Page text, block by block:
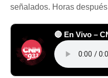
señalados. Horas
🔴 En Vivo –